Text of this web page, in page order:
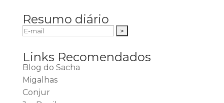
Resumo diário
Links Recomendados
Blog do Sacha
Migalhas
Conjur